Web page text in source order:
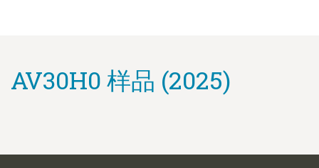
AV30H0 样品 (2025)